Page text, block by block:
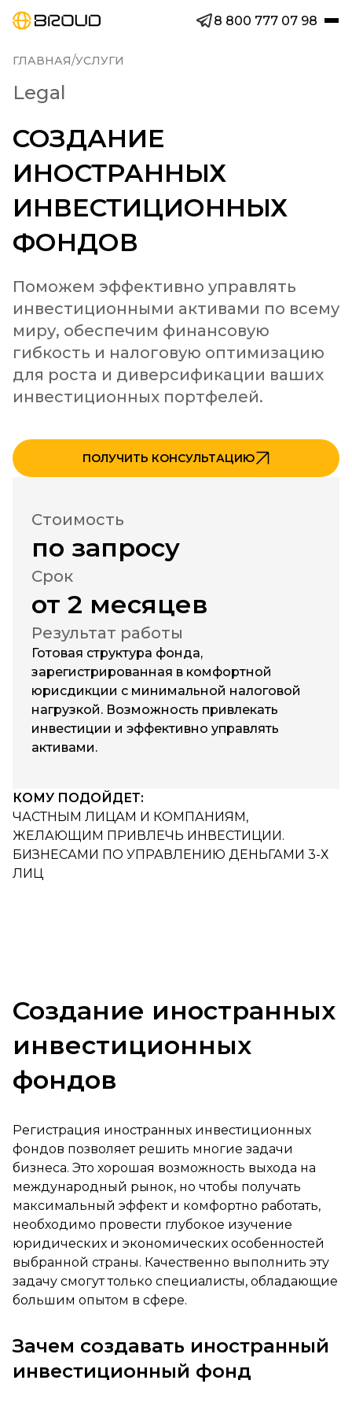
8 800 777 07 98
ГЛАВНАЯ/УСЛУГИ
Legal
СОЗДАНИЕ
ИНОСТРАННЫХ
ИНВЕСТИЦИОННЫХ
ФОНДОВ
Поможем эффективно управлять
инвестиционными активами по всему
миру, обеспечим финансовую
гибкость и налоговую оптимизацию
для роста и диверсификации ваших
инвестиционных портфелей.
ПОЛУЧИТЬ КОНСУЛЬТАЦИЮ
Стоимость
по запросу
Срок
от 2 месяцев
Результат работы
Готовая структура фонда,
зарегистрированная в комфортной
юрисдикции с минимальной налоговой
нагрузкой. Возможность привлекать
инвестиции и эффективно управлять
активами.
КОМУ ПОДОЙДЕТ:
ЧАСТНЫМ ЛИЦАМ И КОМПАНИЯМ,
ЖЕЛАЮЩИМ ПРИВЛЕЧЬ ИНВЕСТИЦИИ.
БИЗНЕСАМИ ПО УПРАВЛЕНИЮ ДЕНЬГАМИ 3-Х
ЛИЦ
Создание иностранных
инвестиционных
фондов
Регистрация иностранных инвестиционных
фондов позволяет решить многие задачи
бизнеса. Это хорошая возможность выхода на
международный рынок, но чтобы получать
максимальный эффект и комфортно работать,
необходимо провести глубокое изучение
юридических и экономических особенностей
выбранной страны. Качественно выполнить эту
задачу смогут только специалисты, обладающие
большим опытом в сфере.
Зачем создавать иностранный
инвестиционный фонд